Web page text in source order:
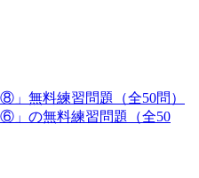
」無料練習問題（全50問）
⑥」の無料練習問題（全50